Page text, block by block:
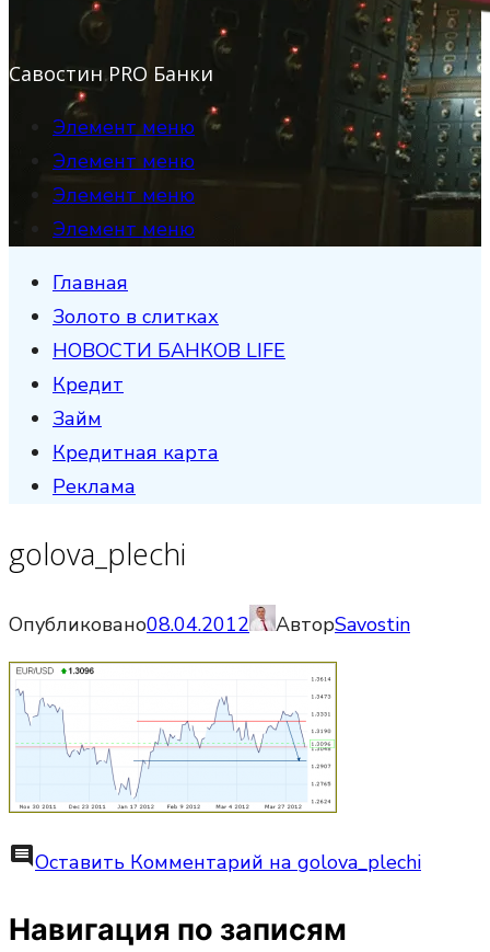
Савостин PRO Банки
Элемент меню
Элемент меню
Элемент меню
Элемент меню
Главная
Золото в слитках
НОВОСТИ БАНКОВ LIFE
Кредит
Займ
Кредитная карта
Реклама
golova_plechi
Опубликовано08.04.2012 АвторSavostin
commentОставить Комментарий на golova_plechi
Навигация по записям